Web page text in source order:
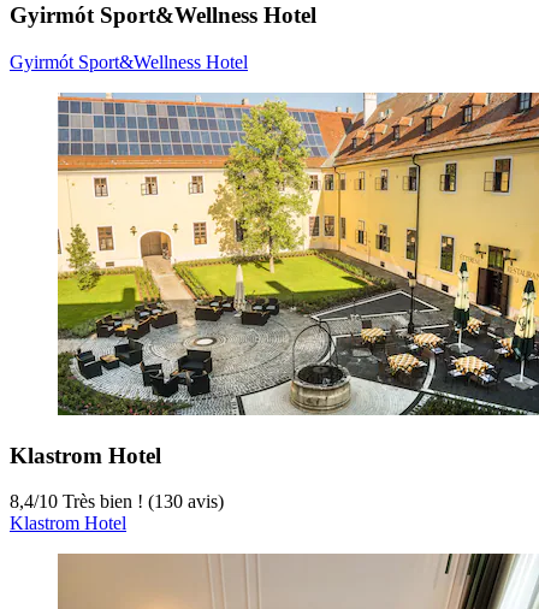
Gyirmót Sport&Wellness Hotel
Gyirmót Sport&Wellness Hotel
Klastrom Hotel
8,4/10 Très bien ! (130 avis)
Klastrom Hotel